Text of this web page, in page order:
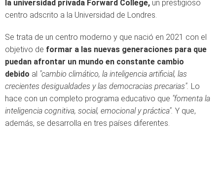
la universidad privada Forward College, un prestigioso
centro adscrito a la Universidad de Londres.
Se trata de un centro moderno y que nació en 2021 con el
objetivo de formar a las nuevas generaciones para que
puedan afrontar un mundo en constante cambio
debido al "cambio climático, la inteligencia artificial, las
crecientes desigualdades y las democracias precarias". Lo
hace con un completo programa educativo que "fomenta la
inteligencia cognitiva, social, emocional y práctica". Y que,
además, se desarrolla en tres países diferentes.